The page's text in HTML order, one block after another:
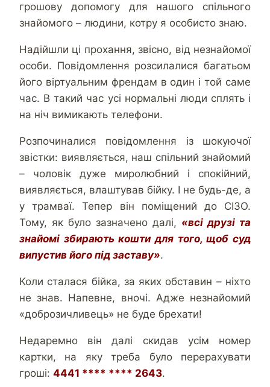
грошову допомогу для нашого спільного
знайомого – людини, котру я особисто знаю.
Надійшли ці прохання, звісно, від незнайомої
особи. Повідомлення розсилалися багатьом
його віртуальним френдам в один і той саме
час. В такий час усі нормальні люди сплять і
на ніч вимикають телефони.
Розпочиналися повідомлення із шокуючої
звістки: виявляється, наш спільний знайомий
– чоловік дуже миролюбний і спокійний,
виявляється, влаштував бійку. І не будь-де, а
у трамваї. Тепер він поміщений до СІЗО.
Тому, як було зазначено далі, «всі друзі та
знайомі збирають кошти для того, щоб суд
випустив його під заставу».
Коли сталася бійка, за яких обставин – ніхто
не знав. Напевне, вночі. Адже незнайомий
«доброзичливець» не буде брехати!
Недаремно він далі скидав усім номер
картки, на яку треба було перерахувати
гроші: 4441 **** **** 2643.